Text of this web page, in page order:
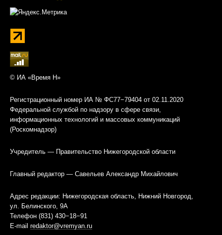
© ИА «Время Н»
Регистрационный номер ИА № ФС77−79404 от 02.11.2020
Федеральной службой по надзору в сфере связи,
информационных технологий и массовых коммуникаций
(Роскомнадзор)
Учредитель — Правительство Нижегородской области
Главный редактор — Савельев Александр Михайлович
Адрес редакции: Нижегородская область, Нижний Новгород,
ул. Белинского, 9А
Телефон (831) 430−18−91
E-mail redaktor@vremyan.ru